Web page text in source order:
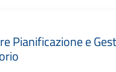
Pianificazione e